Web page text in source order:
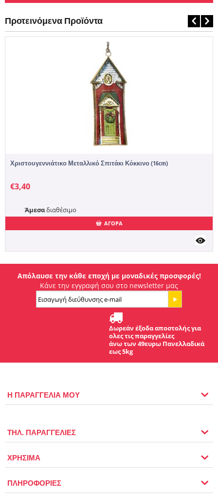
Προτεινόμενα Προϊόντα
Χριστουγεννιάτικο Μεταλλικό Σπιτάκι Κόκκινο (16cm)
€3,40
Άμεσαδιαθέσιμο
ΑΓΟΡΑ
Απόλαυσε την κάθε εποχή με μοναδικές προσφορές!
Κάνε την εγγραφή σου στο newsletter μας
Δωρεάν έξοδα αποστολής για
ολες τις παραγγελίες
άνω των 49ευρω Πανελλαδικά
εως 5kg
Η ΠΑΡΑΓΓΕΛΙΑ ΜΟΥ
ΤΗΛ. ΠΑΡΑΓΓΕΛΙΕΣ
ΧΡΗΣΙΜΑ
ΠΛΗΡΟΦΟΡΙΕΣ